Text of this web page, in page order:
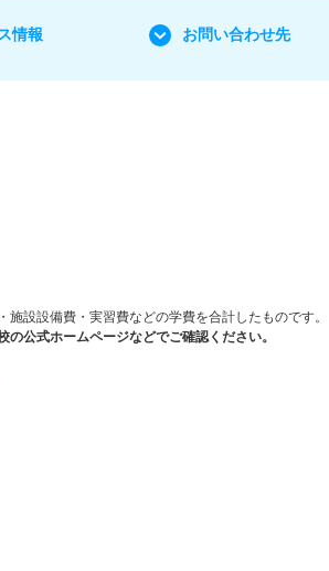
情報 お問い合わせ先
設設備費・実習費などの学費を合計したものです。
公式ホームページなどでご確認ください。